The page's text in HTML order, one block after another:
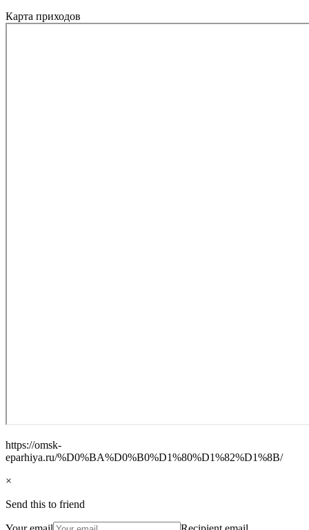
Карта приходов
https://omsk-
eparhiya.ru/%D0%BA%D0%B0%D1%80%D1%82%D1%8B/
×
Send this to friend